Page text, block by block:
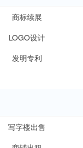
商标续展
LOGO设计
发明专利
写字楼出售